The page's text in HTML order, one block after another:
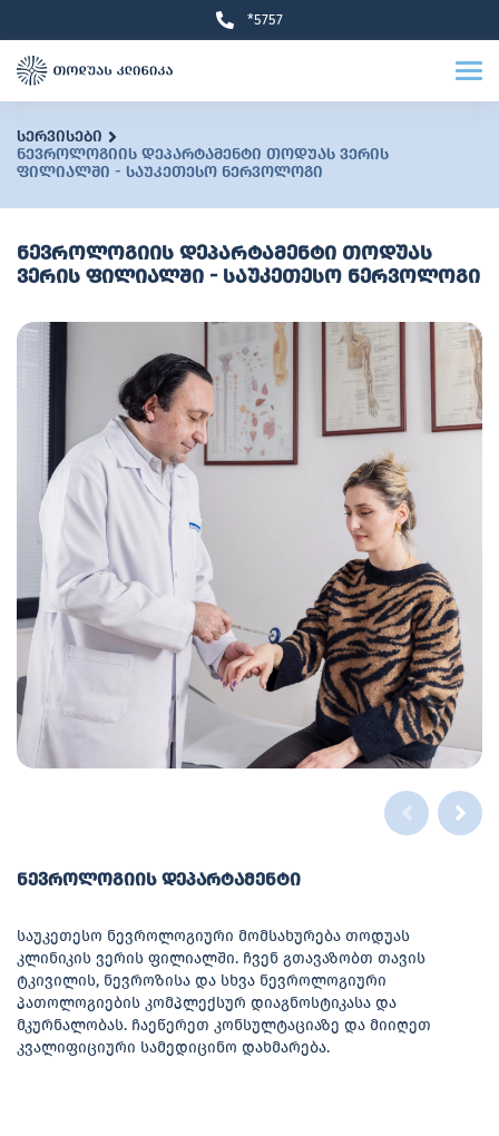
*5757
სერვისები
ნევროლოგიის დეპარტამენტი თოდუას ვერის
ფილიალში - საუკეთესო ნერვოლოგი
ნევროლოგიის დეპარტამენტი თოდუას
ვერის ფილიალში - საუკეთესო ნერვოლოგი
ნევროლოგიის დეპარტამენტი
საუკეთესო ნევროლოგიური მომსახურება თოდუას
კლინიკის ვერის ფილიალში. ჩვენ გთავაზობთ თავის
ტკივილის, ნევროზისა და სხვა ნევროლოგიური
პათოლოგიების კომპლექსურ დიაგნოსტიკასა და
მკურნალობას. ჩაეწერეთ კონსულტაციაზე და მიიღეთ
კვალიფიციური სამედიცინო დახმარება.